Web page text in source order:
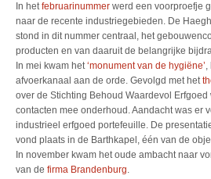
In hetfebruarinummer werd een voorproefje
naar de recente industriegebieden. De
stond in dit nummer centraal, het
producten en van daaruit de belangrijke
In mei kwam het‘monument van de hygiëne’,
afvoerkanaal aan de orde. Gevolgd met het
over de Stichting Behoud Waardevol
contacten mee onderhoud. Aandacht was er
industrieel erfgoed portefeuille. De
vond plaats in de Barthkapel, één van de
In november kwam het oude ambacht naar
van de firma Brandenburg.